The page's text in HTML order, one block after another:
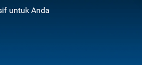
untuk Anda